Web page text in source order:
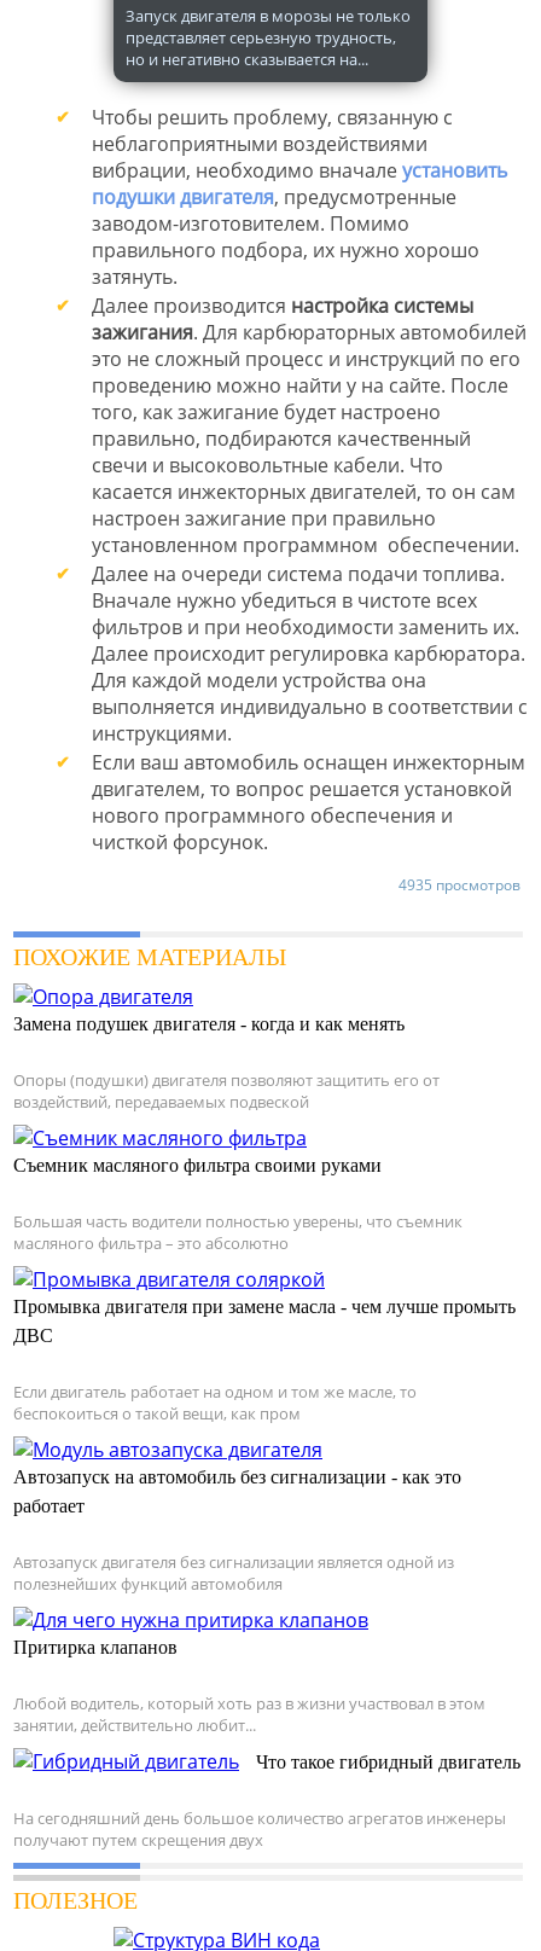
Запуск двигателя в морозы не только
представляет серьезную трудность,
но и негативно сказывается на...
Чтобы решить проблему, связанную с
неблагоприятными воздействиями
вибрации, необходимо вначалеустановить
подушки двигателя, предусмотренные
заводом-изготовителем. Помимо
правильного подбора, их нужно хорошо
затянуть.
Далее производится настройка системы
зажигания. Для карбюраторных автомобилей
это не сложный процесс и инструкций по его
проведению можно найти у на сайте. После
того, как зажигание будет настроено
правильно, подбираются качественный
свечи и высоковольтные кабели. Что
касается инжекторных двигателей, то он сам
настроен зажигание при правильно
установленном программном обеспечении.
Далее на очереди система подачи топлива.
Вначале нужно убедиться в чистоте всех
фильтров и при необходимости заменить их.
Далее происходит регулировка карбюратора.
Для каждой модели устройства она
выполняется индивидуально в соответствии с
инструкциями.
Если ваш автомобиль оснащен инжекторным
двигателем, то вопрос решается установкой
нового программного обеспечения и
чисткой форсунок.
4935 просмотров
ПОХОЖИЕ МАТЕРИАЛЫ
Замена подушек двигателя - когда и как менять
Опоры (подушки) двигателя позволяют защитить его от
воздействий, передаваемых подвеской
Съемник масляного фильтра своими руками
Большая часть водители полностью уверены, что съемник
масляного фильтра – это абсолютно
Промывка двигателя при замене масла - чем лучше промыть
ДВС
Если двигатель работает на одном и том же масле, то
беспокоиться о такой вещи, как пром
Автозапуск на автомобиль без сигнализации - как это
работает
Автозапуск двигателя без сигнализации является одной из
полезнейших функций автомобиля
Притирка клапанов
Любой водитель, который хоть раз в жизни участвовал в этом
занятии, действительно любит...
Что такое гибридный двигатель
На сегодняшний день большое количество агрегатов инженеры
получают путем скрещения двух
ПОЛЕЗНОЕ